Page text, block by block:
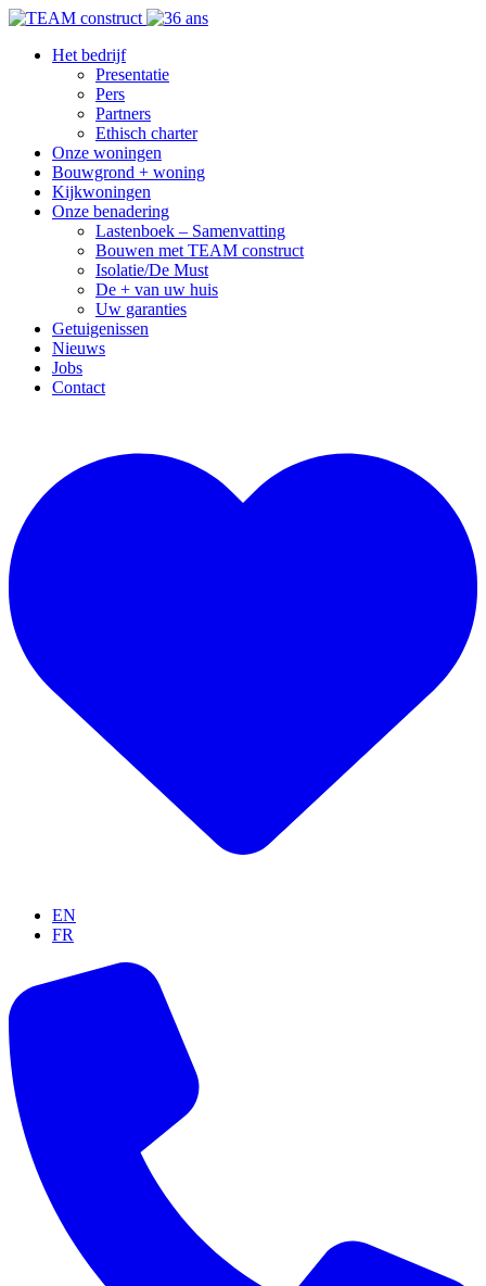
Het bedrijf
Presentatie
Pers
Partners
Ethisch charter
Onze woningen
Bouwgrond + woning
Kijkwoningen
Onze benadering
Lastenboek – Samenvatting
Bouwen met TEAM construct
Isolatie/De Must
De + van uw huis
Uw garanties
Getuigenissen
Nieuws
Jobs
Contact
EN
FR